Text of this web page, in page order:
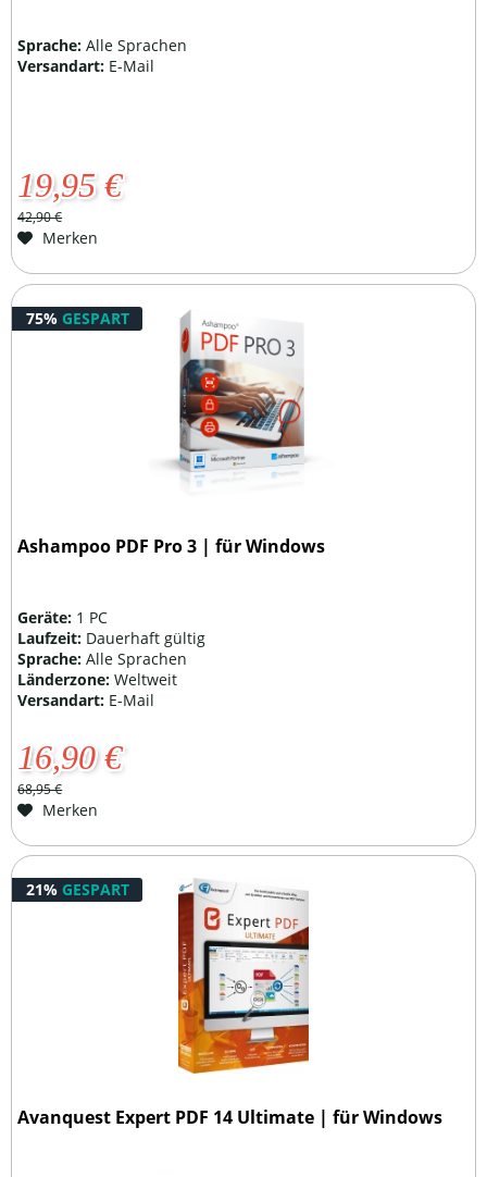
Sprache:Alle Sprachen
Versandart: E-Mail
19,95 €
42,90 €
Merken
75% GESPART
Ashampoo PDF Pro 3 | für Windows
Geräte: 1 PC
Laufzeit: Dauerhaft gültig
Sprache:Alle Sprachen
Länderzone:Weltweit
Versandart: E-Mail
16,90 €
68,95 €
Merken
21% GESPART
Avanquest Expert PDF 14 Ultimate | für Windows